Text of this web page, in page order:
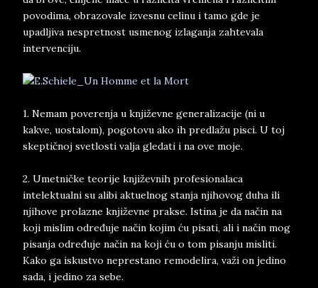
povodima, obrazovale izvesnu celinu i tamo gde je
upadljiva nespretnost usmenog izlaganja zahtevala
intervenciju.
1. Nemam poverenja u književne generalizacije (ni u
kakve, uostalom), pogotovu ako ih predlažu pisci. U toj
skeptičnoj svetlosti valja gledati i na ove moje.
2. Umetničke teorije književnih profesionalaca
intelektualni su alibi aktuelnog stanja njihovog duha ili
njihove prolazne književne prakse. Istina je da način na
koji mislim određuje način kojim ću pisati, ali i način mog
pisanja određuje način na koji ću o tom pisanju misliti.
Kako ga iskustvo neprestano remodelira, važi on jedino
sada, i jedino za sebe.